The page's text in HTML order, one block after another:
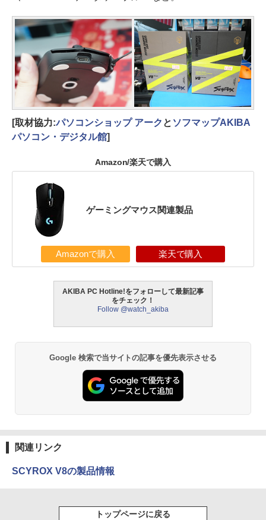
[取材協力:パソコンショップ アーク と ソフマップAKIBA
パソコン・デジタル館]
Amazon/楽天で購入
ゲーミングマウス関連製品
Amazonで購入 楽天で購入
AKIBA PC Hotline!をフォローして最新記事
をチェック！
Follow @watch_akiba
Google 検索で当サイトの記事を優先表示させる
関連リンク
SCYROX V8の製品情報
トップページに戻る